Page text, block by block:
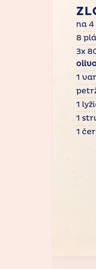
na
8
3x
1
1
1
1